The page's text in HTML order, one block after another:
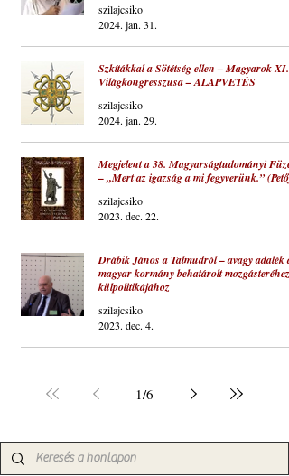
szilajcsiko
2024. jan. 31.
Szkítákkal a Sötétség ellen – Magyarok XI.
Világkongresszusa – ALAPVETÉS
szilajcsiko
2024. jan. 29.
Megjelent a 38. Magyarságtudományi Füzet
– „Mert az igazság a mi fegyverünk.”
szilajcsiko
2023. dec. 22.
Drábik János a Talmudról – avagy adalék a
magyar kormány behatárolt mozgásteréhez,
külpolitikájához
szilajcsiko
2023. dec. 4.
1/6